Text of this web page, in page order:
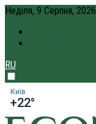
Неділя, 9 Серпня, 2026
RU
Київ
+22°